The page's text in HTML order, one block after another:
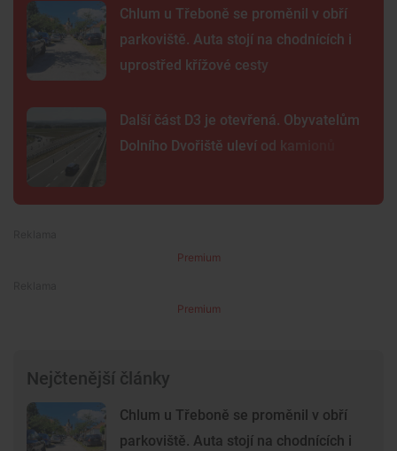
Chlum u Třeboně se proměnil v obří
parkoviště. Auta stojí na chodnících i
uprostřed křížové cesty
Další část D3 je otevřená. Obyvatelům
Dolního Dvořiště uleví od kamionů
Premium
Premium
Nejčtenější články
Chlum u Třeboně se proměnil v obří
parkoviště. Auta stojí na chodnících i